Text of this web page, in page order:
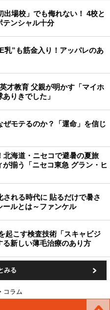
出場校」でも侮れない！ 4校と
テンシャル十分
乳”も筋金入り！アッパレのあ
才教育 父親が明かす「マイホ
りきでした」
ぜモテるのか？「運命」を信じ
海道・ニセコで避暑の夏旅
揃う「ニセコ東急 グラン・ヒ
れる時代に 貼るだけで暑さ
ルとは～ファンケル
起こす検査技術「スキャビジ
る新しい薄毛治療のあり方
みる
コラム